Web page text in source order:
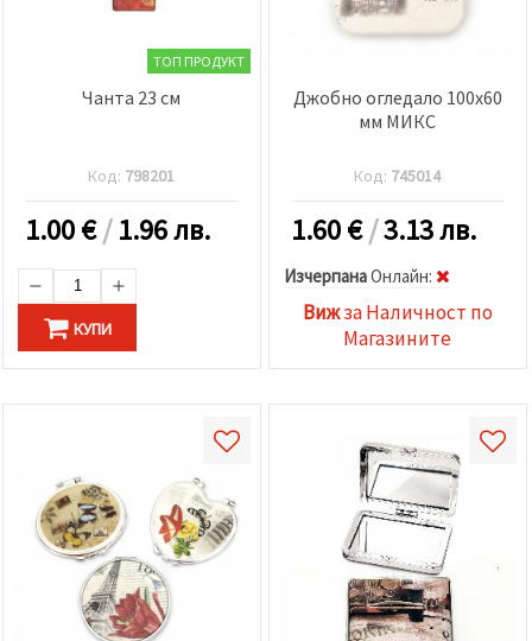
използваме
всички!"
или да
посочиш
"Настройки",
избереш
дадения
вид
Приеми
всички
Настройки
бисквитките
ТОП ПРОДУКТ
Чанта 23 см
Код: 798201
1.00€/1.96 лв.
КУПИ
Джобно огледало 100x60
мм МИКС
Код: 745014
1.60€/3.13 лв.
ИзчерпанаOнлайн:
Вижза Наличност по
Магазините